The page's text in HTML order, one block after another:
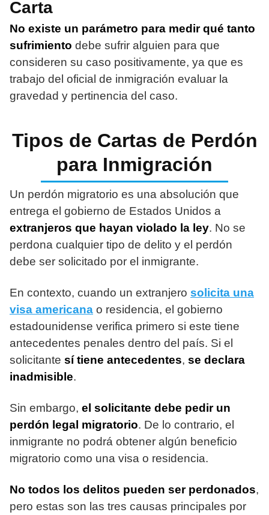
Carta
No existe un parámetro para medir qué tanto
sufrimiento debe sufrir alguien para que
consideren su caso positivamente, ya que es
trabajo del oficial de inmigración evaluar la
gravedad y pertinencia del caso.
Tipos de Cartas de Perdón
para Inmigración
Un perdón migratorio es una absolución que
entrega el gobierno de Estados Unidos a
extranjeros que hayan violado la ley. No se
perdona cualquier tipo de delito y el perdón
debe ser solicitado por el inmigrante.
En contexto, cuando un extranjero solicita una
visa americana o residencia, el gobierno
estadounidense verifica primero si este tiene
antecedentes penales dentro del país. Si el
solicitante sí tiene antecedentes, se declara
inadmisible.
Sin embargo, el solicitante debe pedir un
perdón legal migratorio. De lo contrario, el
inmigrante no podrá obtener algún beneficio
migratorio como una visa o residencia.
No todos los delitos pueden ser perdonados,
pero estas son las tres causas principales por